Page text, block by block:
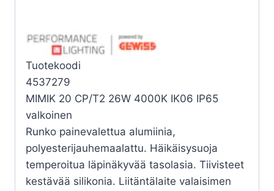
Tuotekoodi
4537279
MIMIK 20 CP/T2 26W 4000K IK06 IP65
valkoinen
Runko painevalettua alumiinia,
polyesterijauhemaalattu. Häikäisysuoja
temperoitua läpinäkyvää tasolasia. Tiivisteet
kestävää silikonia. Liitäntälaite valaisimen